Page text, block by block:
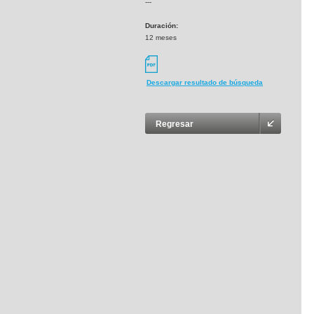
---
Duración:
12 meses
Descargar resultado de búsqueda
Regresar